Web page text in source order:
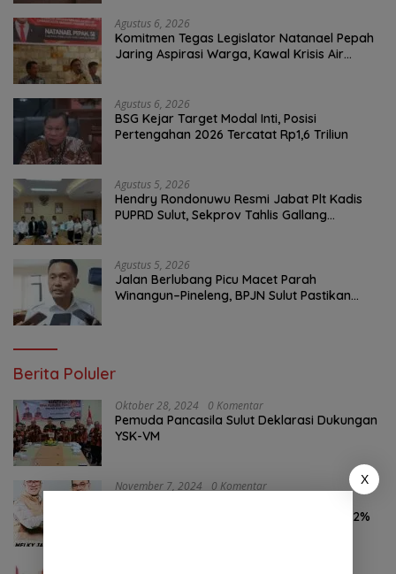
Agustus 6, 2026
Komitmen Tegas Legislator Natanael Pepah
Jaring Aspirasi Warga, Kawal Krisis Air
Agustus 6, 2026
BSG Kejar Target Modal Inti, Posisi
Pertengahan 2026 Tercatat Rp1,6 Triliun
Agustus 5, 2026
Hendry Rondonuwu Resmi Jabat Plt Kadis
PUPRD Sulut, Sekprov Tahlis Gallang
Agustus 5, 2026
Jalan Berlubang Picu Macet Parah
Winangun–Pineleng, BPJN Sulut Pastikan
Berita Poluler
Oktober 28, 2024 0 Komentar
Pemuda Pancasila Sulut Deklarasi Dukungan
YSK-VM
November 7, 2024 0 Komentar
46,74% Kalahkan Petahana JG-KWL 27,62%
X